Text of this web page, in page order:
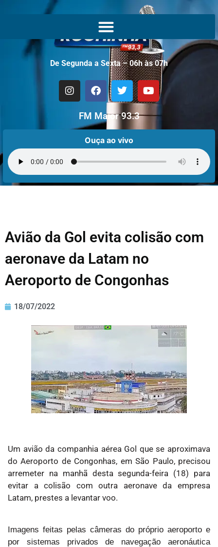
De Segunda a Sexta – 06h às 07h
FM Maior 93.3
Ouça ao vivo
Avião da Gol evita colisão com
aeronave da Latam no
Aeroporto de Congonhas
18/07/2022
Um avião da companhia aérea Gol que se aproximava
do Aeroporto de Congonhas, em São Paulo, precisou
arremeter na manhã desta segunda-feira (18) para
evitar a colisão com outra aeronave da empresa
Latam, prestes a levantar voo.
Imagens feitas pelas câmeras do próprio aeroporto e
por sistemas privados de navegação aeronáutica